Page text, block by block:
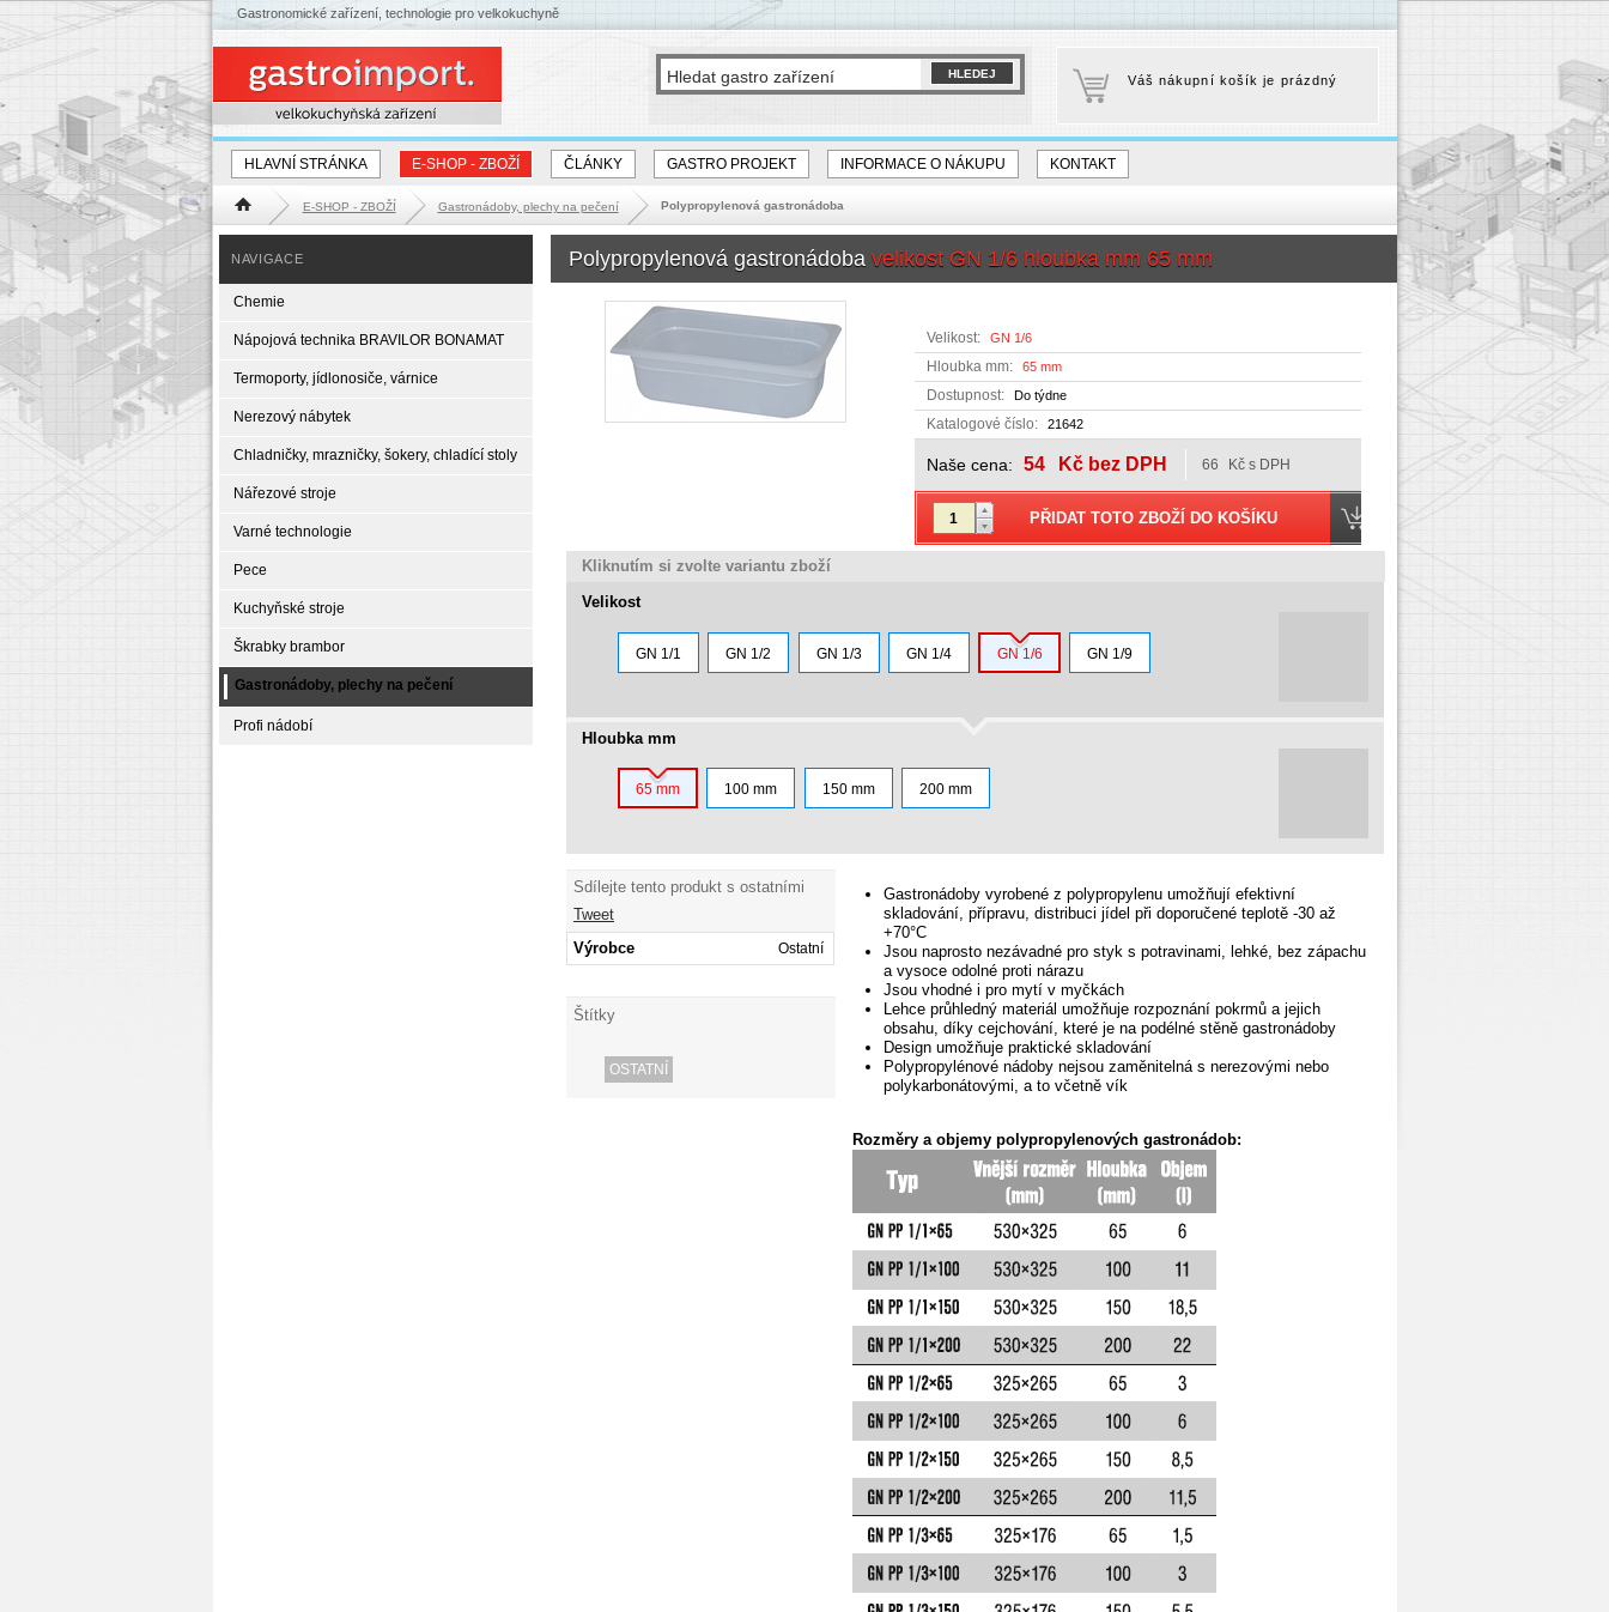
HLAVNÍ STRÁNKA E-SHOP - ZBOŽÍ ČLÁNKY GASTRO PROJEKT INFORMACE O NÁKUPU KONTAKT
Hlavní stránka E-SHOP - ZBOŽÍ Gastronádoby, plechy na pečení Polypropylenová gastronádoba
Polypropylenová gastronádoba velikost GN 1/6 hloubka mm 65 mm
Velikost: GN 1/6
Hloubka mm: 65 mm
Dostupnost: Do týdne
Katalogové číslo: 21642
Naše cena: 54 Kč bez DPH 66 Kč s DPH
Kliknutím si zvolte variantu zboží
Velikost
GN 1/1 GN 1/2 GN 1/3 GN 1/4 GN 1/6 GN 1/9
Hloubka mm
65 mm 100 mm 150 mm 200 mm
Sdílejte tento produkt s ostatními
Tweet
Výrobce
Ostatní
Štítky
OSTATNÍ
Gastronádoby vyrobené z polypropylenu umožňují efektivní
skladování, přípravu, distribuci jídel při doporučené teplotě -30 až
+70°C
Jsou naprostonezávadné pro styk s potravinami, lehké, bez zápachu
a vysoce odolné proti nárazu
Jsou vhodné i pro mytí v myčkách
Lehce průhledný materiál umožňuje rozpoznání pokrmů a jejich
obsahu, díky cejchování, které je na podélné stěněgastronádoby
Design umožňuje praktické skladování
Polypropylénové nádoby nejsou zaměnitelná s nerezovými nebo
polykarbonátovými, a to včetně vík
Rozměry a objemy polypropylenových gastronádob:
NAVIGACE
Chemie
Nápojová technika BRAVILOR BONAMAT
Termoporty, jídlonosiče, várnice
Nerezový nábytek
Chladničky, mrazničky, šokery, chladící stoly
Nářezové stroje
Varné technologie
Pece
Kuchyňské stroje
Škrabky brambor
Gastronádoby, plechy na pečení
Profi nádobí
Gastronomické zařízení, technologie pro velkokuchyně
Váš nákupní košík je prázdný